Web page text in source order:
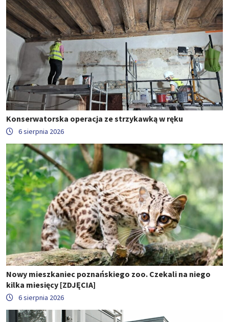
Konserwatorska operacja ze strzykawką w ręku
6 sierpnia 2026
Nowy mieszkaniec poznańskiego zoo. Czekali na niego
kilka miesięcy [ZDJĘCIA]
6 sierpnia 2026